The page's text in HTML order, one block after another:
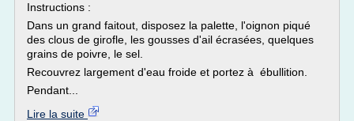
Instructions :
Dans un grand faitout, disposez la palette, l'oignon piqué
des clous de girofle, les gousses d'ail écrasées, quelques
grains de poivre, le sel.
Recouvrez largement d'eau froide et portez à ébullition.
Pendant...
Lire la suite